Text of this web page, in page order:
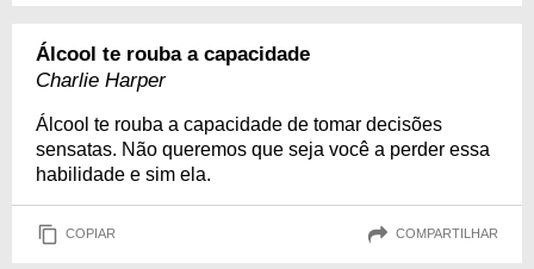
Álcool te rouba a capacidade
Charlie Harper
Álcool te rouba a capacidade de tomar decisões
sensatas. Não queremos que seja você a perder essa
habilidade e sim ela.
COPIAR COMPARTILHAR